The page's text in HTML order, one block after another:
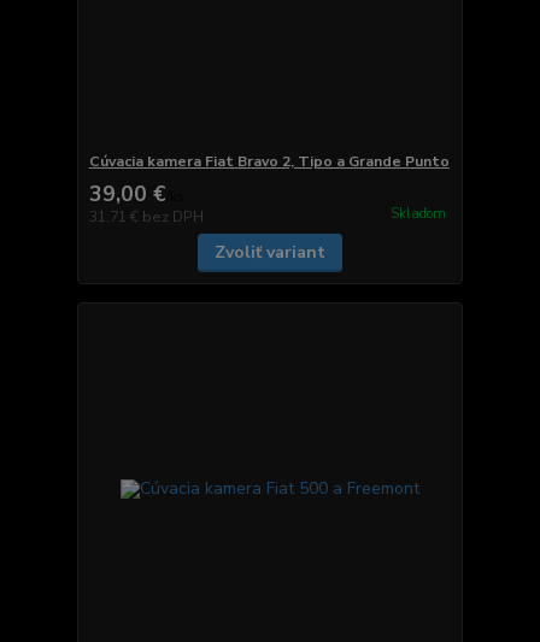
Cúvacia kamera Fiat Bravo 2, Tipo a Grande Punto
39,00 €
31,71 € bez DPH Skladom
Zvoliť variant